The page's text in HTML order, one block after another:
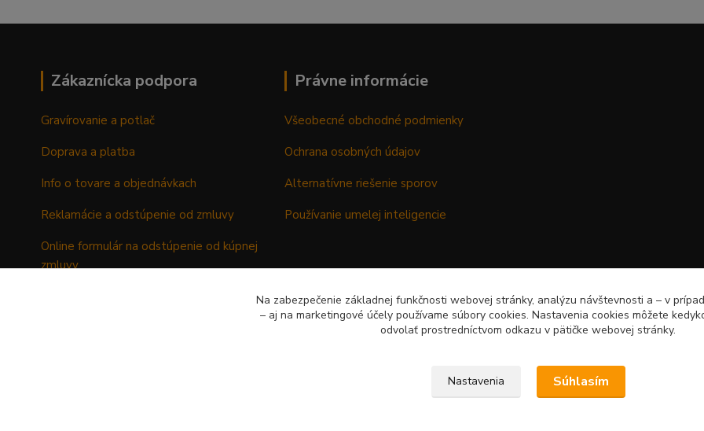
Zákaznícka podpora
Gravírovanie a potlač
Doprava a platba
Info o tovare a objednávkach
Reklamácie a odstúpenie od zmluvy
Online formulár na odstúpenie od kúpnej
zmluvy
Právne informácie
Všeobecné obchodné podmienky
Ochrana osobných údajov
Alternatívne riešenie sporov
Používanie umelej inteligencie
Na zabezpečenie základnej funkčnosti webovej stránky, analýzu návštevnosti a – v
– aj na marketingové účely používame súbory cookies. Nastavenia cookies môžete
odvolať prostredníctvom odkazu v pätičke webovej stránky.
Nastavenia Súhlasím